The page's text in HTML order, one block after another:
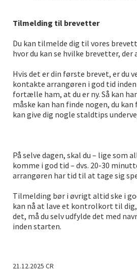
Tilmelding til brevetter
Du kan tilmelde dig til vores
hvor du kan se hvilke brevetter, der
Hvis det er din første brevet, er du
kontakte arrangøren i god tid
fortælle ham, at du er ny. Så kan
måske kan han finde nogen, du
kan give dig nogle staldtips
På selve dagen, skal du – lige som
komme i god tid – dvs. 20-30
arrangøren har tid til at tage sig
Tilmelding bør i øvrigt altid ske i
kan nå at lave et kontrolkort til dig,
det, må du selv udfylde det med
inden starten.
21.12.2025 CR